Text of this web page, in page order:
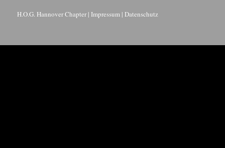
H.O.G. Hannover Chapter | Impressum |Datenschutz